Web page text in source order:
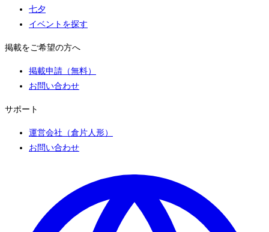
七夕
イベントを探す
掲載をご希望の方へ
掲載申請（無料）
お問い合わせ
サポート
運営会社（倉片人形）
お問い合わせ